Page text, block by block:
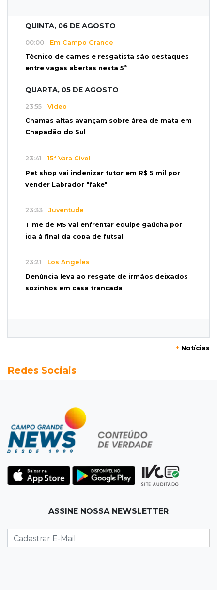
QUINTA, 06 DE AGOSTO
00:00 Em Campo Grande
Técnico de carnes e resgatista são destaques
entre vagas abertas nesta 5ª
QUARTA, 05 DE AGOSTO
23:55 Vídeo
Chamas altas avançam sobre área de mata em
Chapadão do Sul
23:41 15ª Vara Cível
Pet shop vai indenizar tutor em R$ 5 mil por
vender Labrador "fake"
23:33 Juventude
Time de MS vai enfrentar equipe gaúcha por
ida à final da copa de futsal
23:21 Los Angeles
Denúncia leva ao resgate de irmãos deixados
sozinhos em casa trancada
formação de ciclone bomba
23:00Ideb
Chapadão do Sul
Homem é baleado após apontar revólver para
policiais militares
22:42Resumão
Palmeiras e Vasco confirmam vagas nas
Eleitorado aprova teste da urna, mas diz que
colinha será "fundamental"
+ Notícias
Redes Sociais
ASSINE NOSSA NEWSLETTER